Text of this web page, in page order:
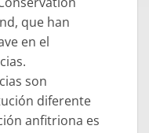
que han
en el
son
diferente
anfitriona es